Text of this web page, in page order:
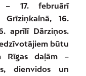
– 17. februārī
Grīziņkalnā, 16.
aprīlī Dārziņos.
būtu
Rīgas daļām –
dienvidos un